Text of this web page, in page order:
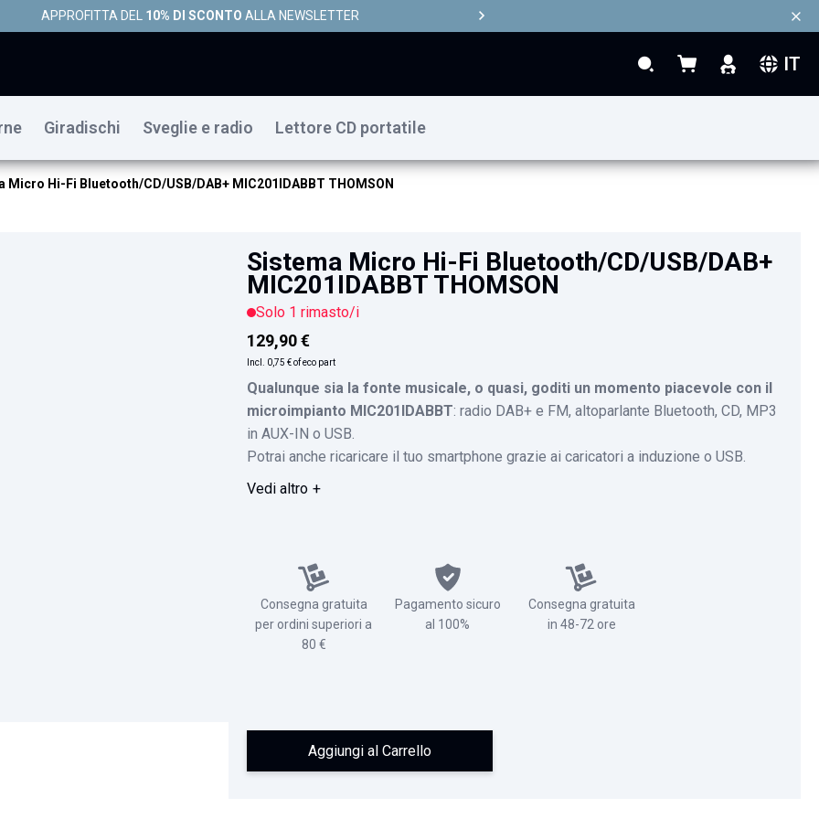
APPROFITTA DEL 10% DI SCONTO ALLA NEWSLETTER
Search Carrello IT
Giradischi Sveglie e radio Lettore CD portatile
129,90 € Aggiungi al Carrello
Micro Hi-Fi Bluetooth/CD/USB/DAB+ MIC201IDABBT THOMSON
Sistema Micro Hi-Fi Bluetooth/CD/USB/DAB+
MIC201IDABBT THOMSON
Solo 1 rimasto/i
129,90 €
Incl. 0,75 €of eco part
Qualunque sia la fonte musicale, o quasi, goditi un momento piacevole con il
microimpianto MIC201IDABBT: radio DAB+ e FM, altoparlante Bluetooth, CD, MP3
in AUX-IN o USB.
Potrai anche ricaricare il tuo smartphone grazie ai caricatori a induzione o USB.
Vedi altro
Consegna gratuita
per ordini superiori a
80 €
Pagamento sicuro
al 100%
Consegna gratuita
in 48-72 ore
Aggiungi al Carrello